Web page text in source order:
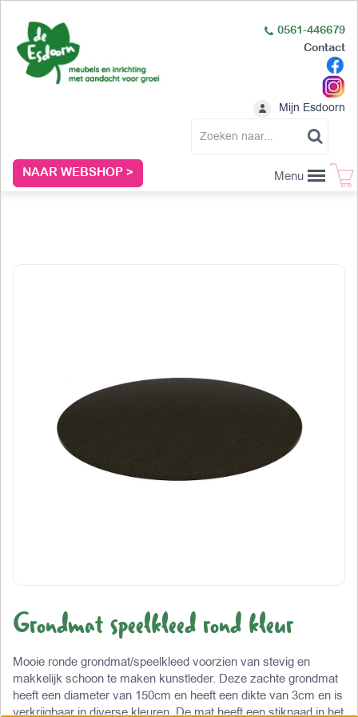
NAAR WEBSHOP >
0561-446679
Contact
Mijn Esdoorn
Menu
Grondmat speelkleed rond kleur
Mooie ronde grondmat/speelkleed voorzien van stevig en
makkelijk schoon te maken kunstleder. Deze zachte grondmat
heeft een diameter van 150cm en heeft een dikte van 3cm en is
verkrijgbaar in diverse kleuren. De mat heeft een stiknaad in het